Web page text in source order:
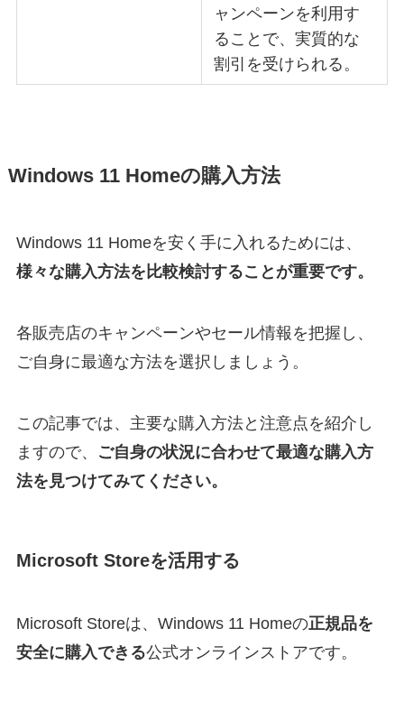
ャンペーンを利用す
ることで、実質的な
割引を受けられる。
Windows 11 Homeの購入方法
Windows 11 Homeを安く手に入れるためには、
様々な購入方法を比較検討することが重要です。
各販売店のキャンペーンやセール情報を把握し、
ご自身に最適な方法を選択しましょう。
この記事では、主要な購入方法と注意点を紹介し
ますので、
ご自身の状況に合わせて最適な購入方
法を見つけてみてください。
Microsoft Storeを活用する
Microsoft Storeは、Windows 11 Homeの正規品を
安全に購入できる公式オンラインストアです。